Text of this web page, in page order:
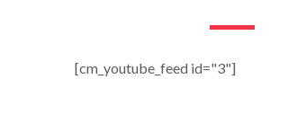
[cm_youtube_feed id="3"]